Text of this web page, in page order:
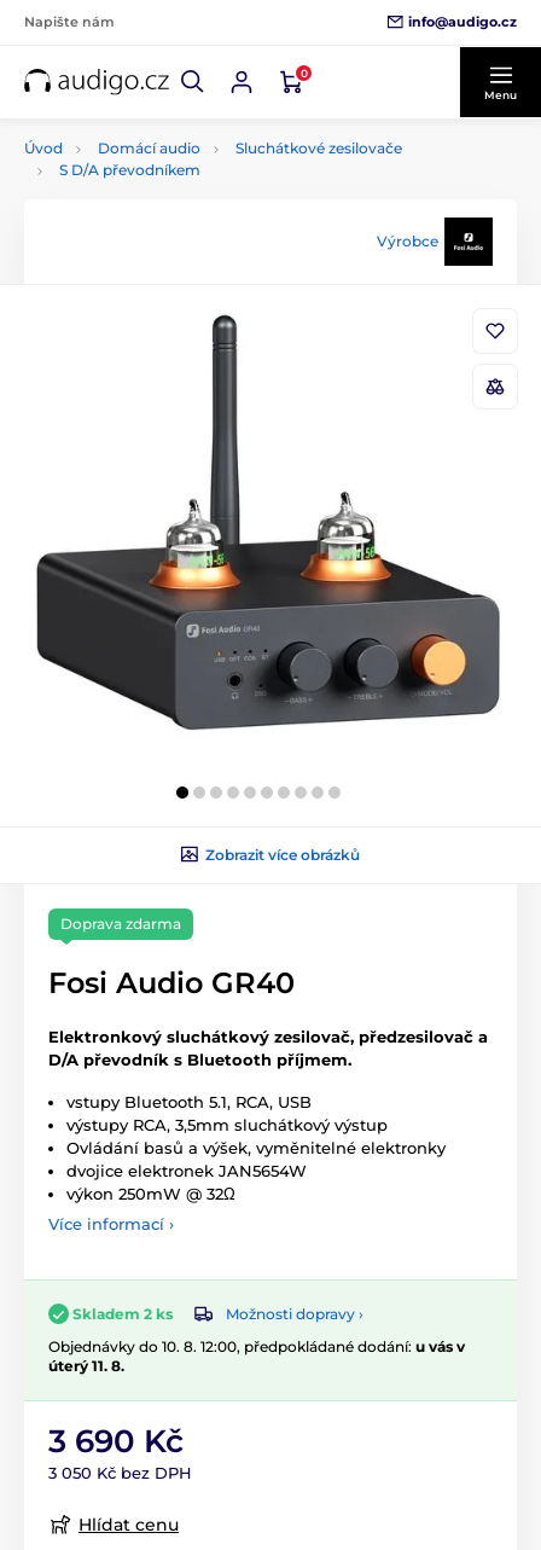
Napište nám info@audigo.cz
0
Menu
Úvod Domácí audio
Sluchátkové zesilovače
S D/A převodníkem
Výrobce
Zobrazit více obrázků
Doprava zdarma
Fosi Audio GR40
Elektronkový sluchátkový zesilovač, předzesilovač a
D/A převodník s Bluetooth příjmem.
vstupy Bluetooth 5.1, RCA, USB
výstupy RCA, 3,5mm sluchátkový výstup
Ovládání basů a výšek, vyměnitelné elektronky
dvojice elektronek JAN5654W
výkon 250mW @ 32Ω
Více informací ›
Skladem 2 ks
Možnosti dopravy ›
Objednávky do 10. 8. 12:00, předpokládané dodání: u vás v
úterý 11. 8.
3 690 Kč
3 050 Kč bez DPH
Hlídat cenu